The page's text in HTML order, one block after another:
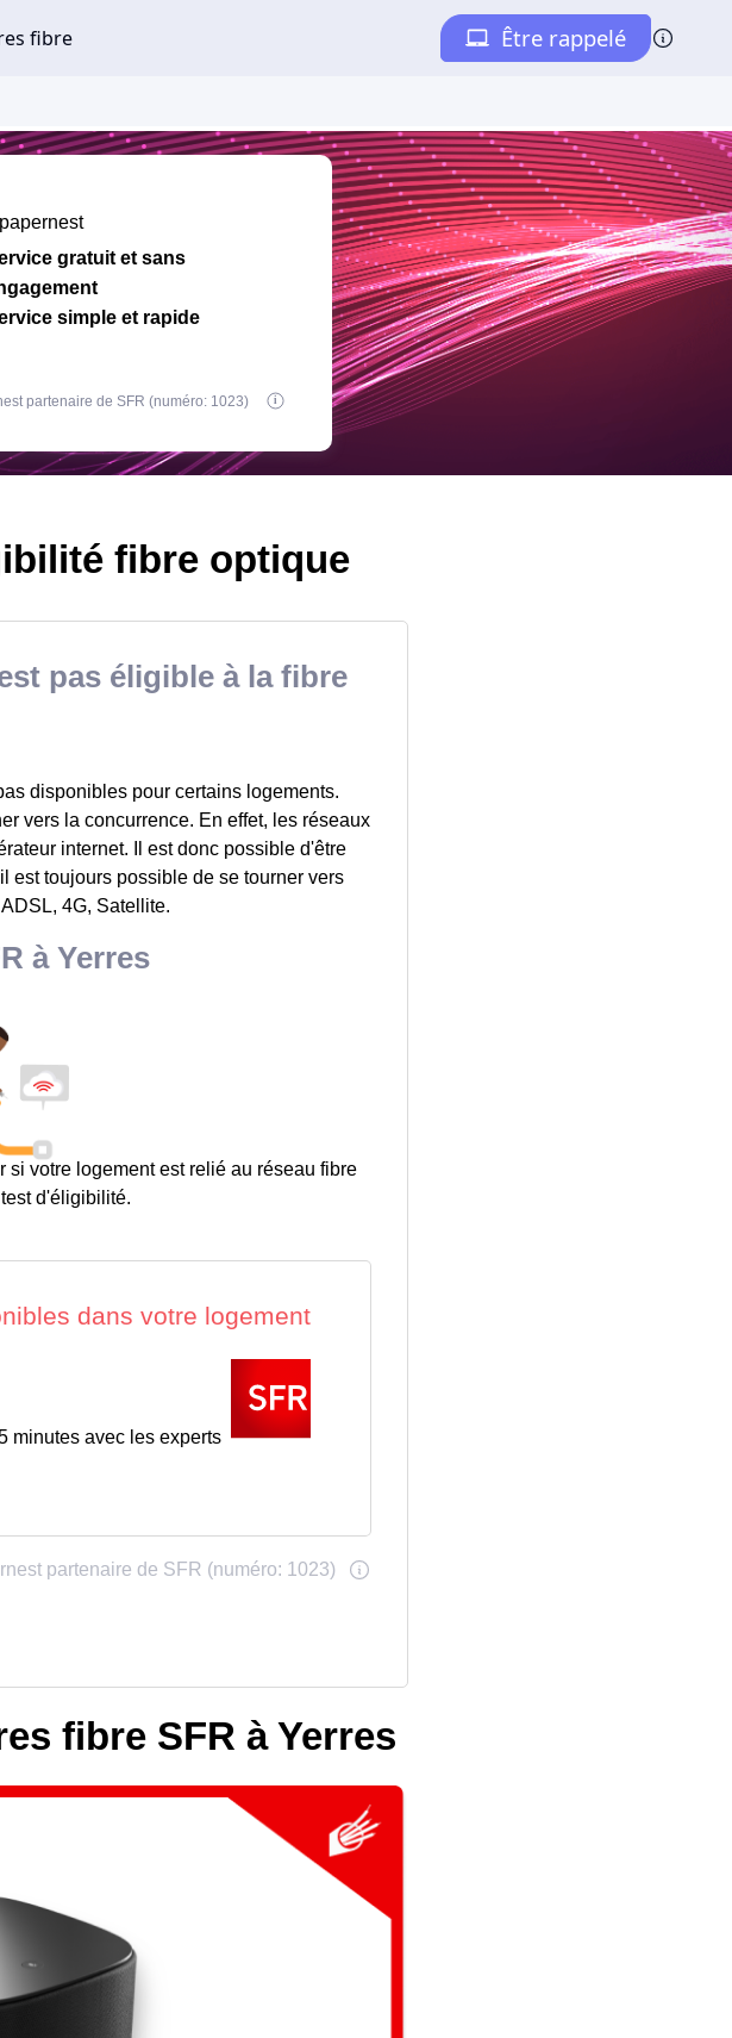
gratuit et sans
simple et rapide
partenaire de SFR (numéro: 1023)
fibre optique
pas éligible à la fibre
disponibles pour certains logements.
vers la concurrence. En effet, les réseaux
internet. Il est donc possible d'être
est toujours possible de se tourner vers
4G, Satellite.
à Yerres
si votre logement est relié au réseau fibre
d'éligibilité.
minutes avec les experts
fibre SFR à Yerres